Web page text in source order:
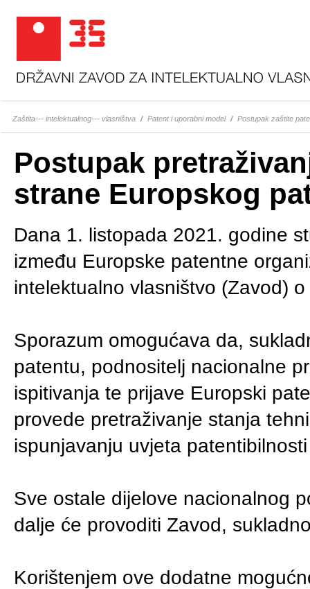
Zaštita--- intelektualnog--- vlasništva / Patent i uporabni model / Postupak zaštite
Postupak
strane Europskog
Dana 1. listopada 2021. godine
između Europske patentne
intelektualno vlasništvo (Zavod)
Sporazum omogućava da,
patentu, podnositelj nacionalne
ispitivanja te prijave Europski
provede pretraživanje stanja
ispunjavanju uvjeta
Sve ostale dijelove nacionalnog
dalje će provoditi Zavod,
Korištenjem ove dodatne